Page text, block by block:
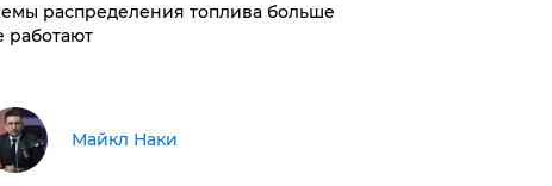
распределения топлива больше
работают
Майкл Наки